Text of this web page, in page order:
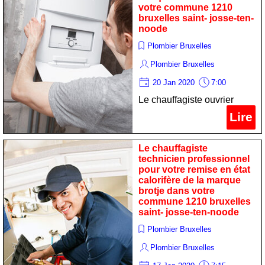
votre commune 1210
bruxelles saint- josse-ten-
noode
Plombier Bruxelles
Plombier Bruxelles
20 Jan 2020 7:00
Le chauffagiste ouvrier
dépannage cumulus de la
marque viessmann dans
votre commune 1210
bruxelles saint- josse-ten-
noode
Lire
Le chauffagiste
technicien professionnel
pour votre remise en état
calorifère de la marque
brotje dans votre
commune 1210 bruxelles
saint- josse-ten-noode
Plombier Bruxelles
Plombier Bruxelles